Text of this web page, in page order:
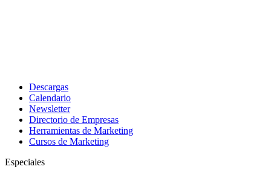
Descargas
Calendario
Newsletter
Directorio de Empresas
Herramientas de Marketing
Cursos de Marketing
Especiales